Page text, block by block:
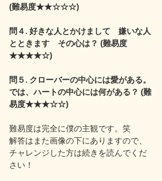
(難易度★★☆☆☆)
問４. 好きな人とかけまして　嫌いな人
とときます　その心は？ (難易度
★★★★☆)
問５. クローバーの中心には愛がある。
では、ハートの中心には何がある？ (難
易度★★★☆☆)
難易度は完全に僕の主観です。笑
解答はまた画像の下にありますので、
チャレンジした方は続きを読んでくだ
さい！